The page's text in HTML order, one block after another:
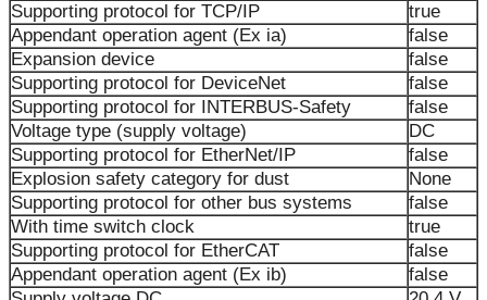
Supporting protocol for TCP/IP
true
Appendant operation agent (Ex ia)
false
Expansion device
false
Supporting protocol for DeviceNet
false
Supporting protocol for INTERBUS-Safety
false
Voltage type (supply voltage)
DC
Supporting protocol for EtherNet/IP
false
Explosion safety category for dust
None
Supporting protocol for other bus systems
false
With time switch clock
true
Supporting protocol for EtherCAT
false
Appendant operation agent (Ex ib)
false